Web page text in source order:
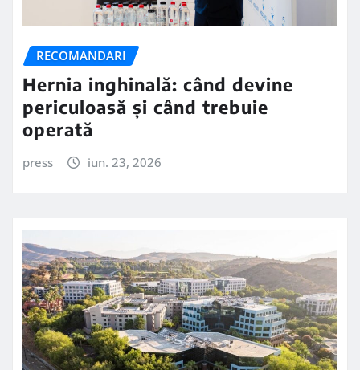
RECOMANDARI
Hernia inghinală: când devine
periculoasă și când trebuie
operată
press iun. 23, 2026